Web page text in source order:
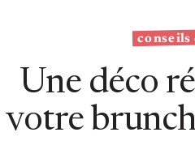
conseils
Une déco
votre